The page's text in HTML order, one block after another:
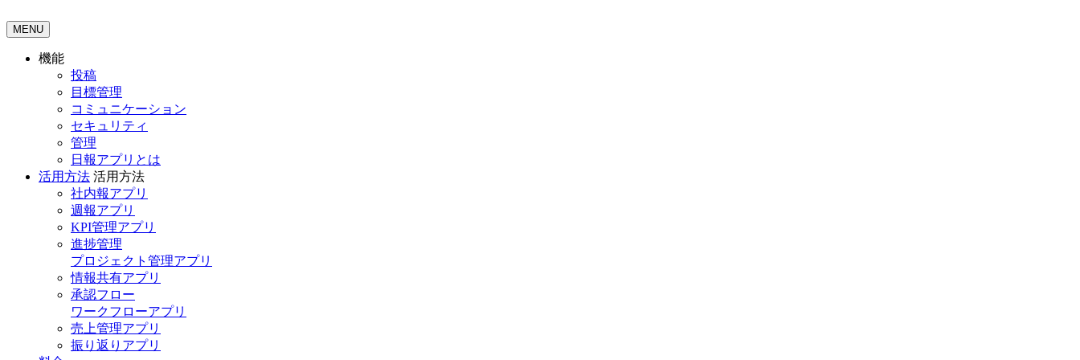
MENU
機能
投稿
目標管理
コミュニケーション
セキュリティ
管理
日報アプリとは
活用方法 活用方法
社内報アプリ
週報アプリ
KPI管理アプリ
進捗管理
プロジェクト管理アプリ
情報共有アプリ
承認フロー
ワークフローアプリ
売上管理アプリ
振り返りアプリ